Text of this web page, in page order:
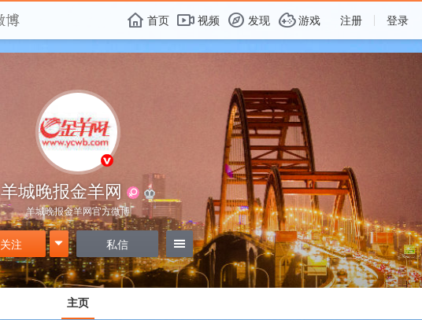
E 首页  视频 F 发现 G游戏 注册 登录
羊城晚报金羊网
羊城晚报金羊网官方微博
关注 g 私信 =
主页